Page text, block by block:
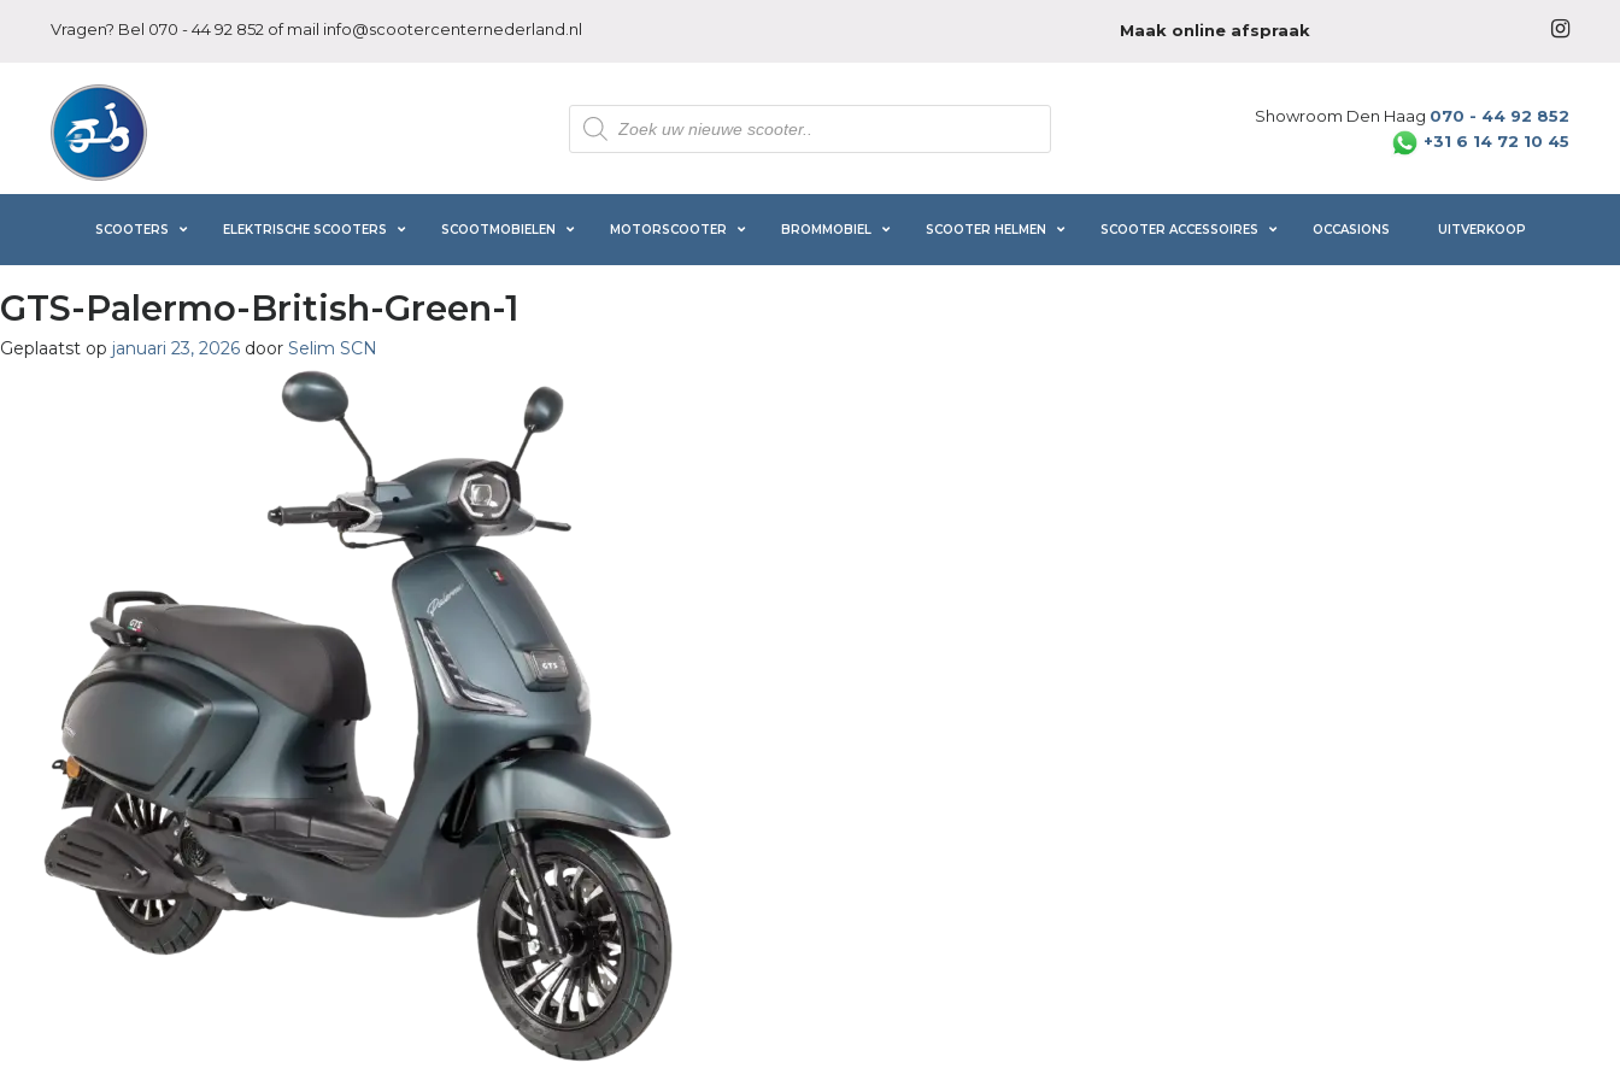
Vragen? Bel 070 - 44 92 852 of mail info@scootercenternederland.nl Maak online afspraak
Producten
zoeken
Showroom Den Haag 070 - 44 92 852
+31 6 14 72 10 45
SCOOTERS ELEKTRISCHE SCOOTERS SCOOTMOBIELEN MOTORSCOOTER BROMMOBIEL SCOOTER HELMEN SCOOTER ACCESSOIRES OCCASIONS UITVERKOOP
GTS-Palermo-British-Green-1
Geplaatst op januari 23, 2026 door Selim SCN